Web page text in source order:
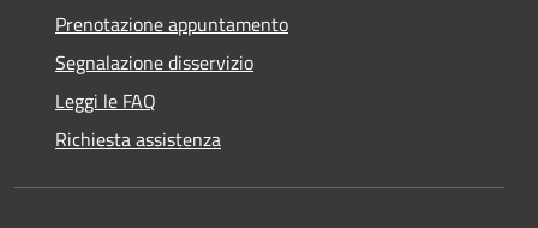
Prenotazione appuntamento
Segnalazione disservizio
Leggi le FAQ
Richiesta assistenza